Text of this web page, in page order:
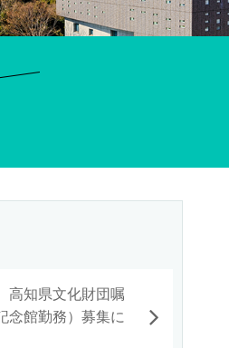
高知県文化財団嘱
念館勤務）募集に